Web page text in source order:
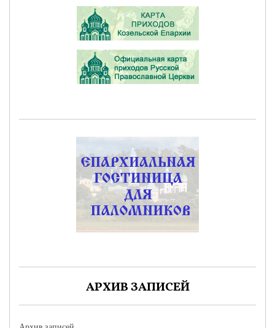
АРХИВ ЗАПИСЕЙ